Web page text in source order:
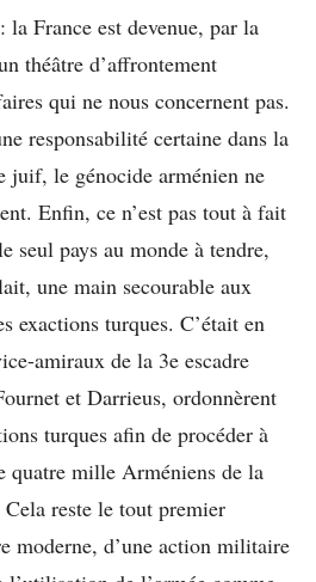
la France est devenue, par la
théâtre d’affrontement
qui ne nous concernent pas.
responsabilité certaine dans la
juif, le génocide arménien ne
Enfin, ce n’est pas tout à fait
seul pays au monde à tendre,
une main secourable aux
exactions turques. C’était en
amiraux de la 3e escadre
et Darrieus, ordonnèrent
turques afin de procéder à
quatre mille Arméniens de la
reste le tout premier
moderne, d’une action militaire